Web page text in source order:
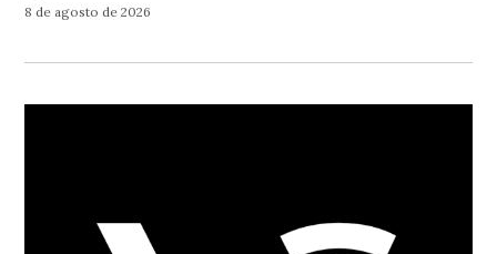
8 de agosto de 2026